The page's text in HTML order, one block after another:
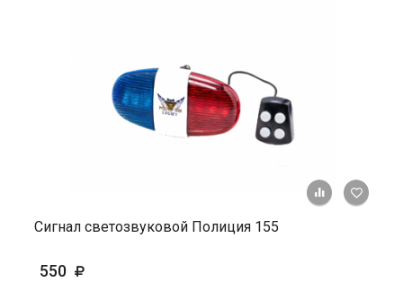
+ К
Сигнал светозвуковой Полиция 155
550